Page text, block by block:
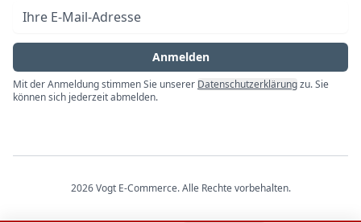
Impressum
E-Mail-Adresse
Anmelden
Mit der Anmeldung stimmen Sie unserer Datenschutzerklärungzu. Sie
können sich jederzeit abmelden.
2026 Vogt E-Commerce. Alle Rechte vorbehalten.